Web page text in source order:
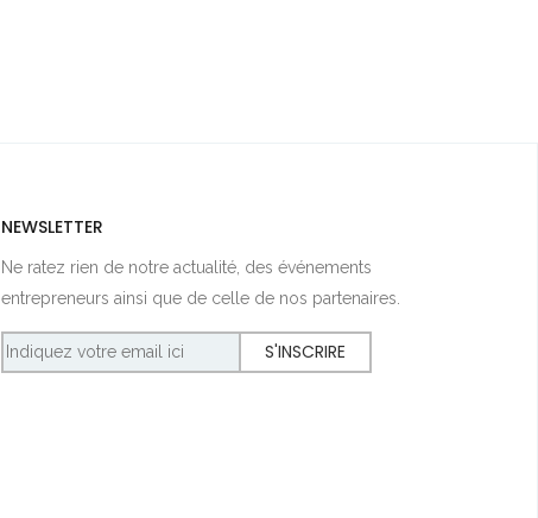
NEWSLETTER
Ne ratez rien de notre actualité, des événements
entrepreneurs ainsi que de celle de nos partenaires.